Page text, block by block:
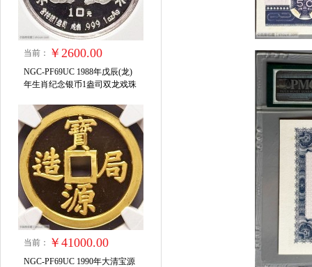
当前： ￥2600.00
NGC-PF69UC 1988年戊辰(龙)
年生肖纪念银币1盎司双龙戏珠
当前： ￥41000.00
NGC-PF69UC 1990年大清宝源